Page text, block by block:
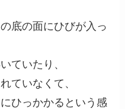
底の面にひびが入っ
ていたり、
ていなくて、
ひっかかるという感